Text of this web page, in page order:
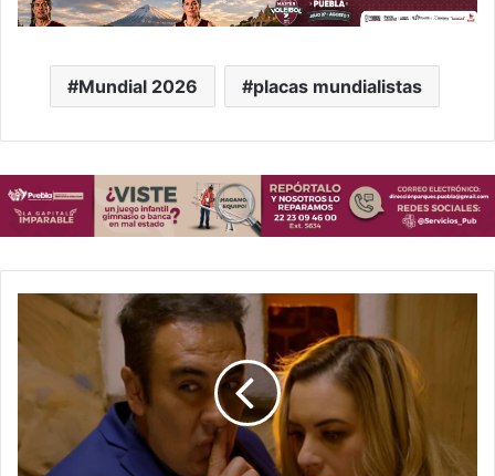
Mundial 2026 placas mundialistas
Eligen
Puebla
filmar
'Tiempos
una
historia